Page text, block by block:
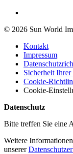
© 2026 Sun World
Kontakt
Impressum
Sicherheit Ihrer
Cookie-
Cookie-
Datenschutz
Bitte treffen Sie eine
Weitere
unserer